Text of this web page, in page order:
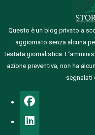
Questo è un blog privato a
aggiornato senza alcuna
testata giornalistica.
azione preventiva, non ha
segnalati